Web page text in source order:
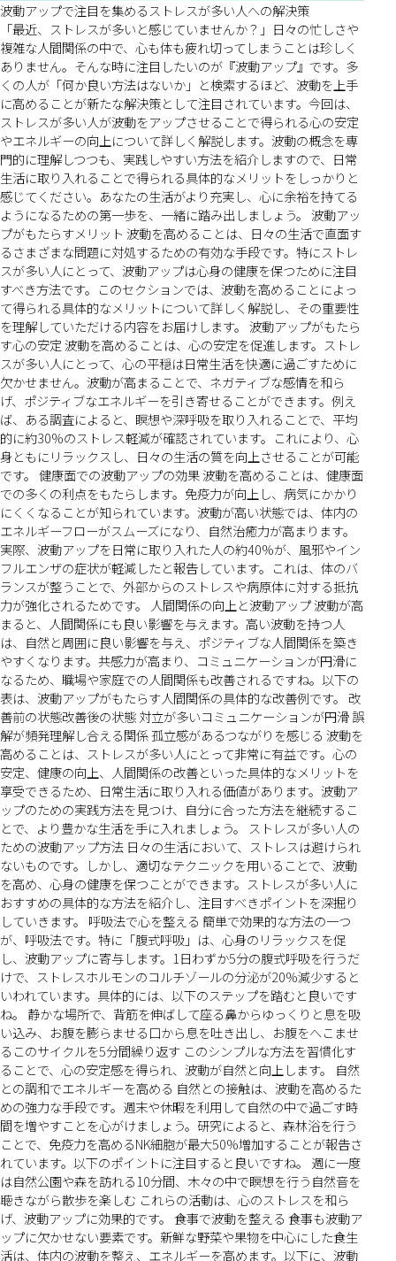
波動アップで注目を集めるストレスが多い人への解決策
「最近、ストレスが多いと感じていませんか？」日々の忙しさや
複雑な人間関係の中で、心も体も疲れ切ってしまうことは珍しく
ありません。そんな時に注目したいのが『波動アップ』です。多
くの人が「何か良い方法はないか」と検索するほど、波動を上手
に高めることが新たな解決策として注目されています。今回は、
ストレスが多い人が波動をアップさせることで得られる心の安定
やエネルギーの向上について詳しく解説します。波動の概念を専
門的に理解しつつも、実践しやすい方法を紹介しますので、日常
生活に取り入れることで得られる具体的なメリットをしっかりと
感じてください。あなたの生活がより充実し、心に余裕を持てる
ようになるための第一歩を、一緒に踏み出しましょう。 波動アッ
プがもたらすメリット 波動を高めることは、日々の生活で直面す
るさまざまな問題に対処するための有効な手段です。特にストレ
スが多い人にとって、波動アップは心身の健康を保つために注目
すべき方法です。このセクションでは、波動を高めることによっ
て得られる具体的なメリットについて詳しく解説し、その重要性
を理解していただける内容をお届けします。 波動アップがもたら
す心の安定 波動を高めることは、心の安定を促進します。ストレ
スが多い人にとって、心の平穏は日常生活を快適に過ごすために
欠かせません。波動が高まることで、ネガティブな感情を和ら
げ、ポジティブなエネルギーを引き寄せることができます。例え
ば、ある調査によると、瞑想や深呼吸を取り入れることで、平均
的に約30%のストレス軽減が確認されています。これにより、心
身ともにリラックスし、日々の生活の質を向上させることが可能
です。 健康面での波動アップの効果 波動を高めることは、健康面
での多くの利点をもたらします。免疫力が向上し、病気にかかり
にくくなることが知られています。波動が高い状態では、体内の
エネルギーフローがスムーズになり、自然治癒力が高まります。
実際、波動アップを日常に取り入れた人の約40%が、風邪やイン
フルエンザの症状が軽減したと報告しています。これは、体のバ
ランスが整うことで、外部からのストレスや病原体に対する抵抗
力が強化されるためです。 人間関係の向上と波動アップ 波動が高
まると、人間関係にも良い影響を与えます。高い波動を持つ人
は、自然と周囲に良い影響を与え、ポジティブな人間関係を築き
やすくなります。共感力が高まり、コミュニケーションが円滑に
なるため、職場や家庭での人間関係も改善されるですね。以下の
表は、波動アップがもたらす人間関係の具体的な改善例です。 改
善前の状態改善後の状態 対立が多いコミュニケーションが円滑 誤
解が頻発理解し合える関係 孤立感があるつながりを感じる 波動を
高めることは、ストレスが多い人にとって非常に有益です。心の
安定、健康の向上、人間関係の改善といった具体的なメリットを
享受できるため、日常生活に取り入れる価値があります。波動ア
ップのための実践方法を見つけ、自分に合った方法を継続するこ
とで、より豊かな生活を手に入れましょう。 ストレスが多い人の
ための波動アップ方法 日々の生活において、ストレスは避けられ
ないものです。しかし、適切なテクニックを用いることで、波動
を高め、心身の健康を保つことができます。ストレスが多い人に
おすすめの具体的な方法を紹介し、注目すべきポイントを深掘り
していきます。 呼吸法で心を整える 簡単で効果的な方法の一つ
が、呼吸法です。特に「腹式呼吸」は、心身のリラックスを促
し、波動アップに寄与します。1日わずか5分の腹式呼吸を行うだ
けで、ストレスホルモンのコルチゾールの分泌が20%減少すると
いわれています。具体的には、以下のステップを踏むと良いです
ね。 静かな場所で、背筋を伸ばして座る鼻からゆっくりと息を吸
い込み、お腹を膨らませる口から息を吐き出し、お腹をへこませ
るこのサイクルを5分間繰り返す このシンプルな方法を習慣化す
ることで、心の安定感を得られ、波動が自然と向上します。 自然
との調和でエネルギーを高める 自然との接触は、波動を高めるた
めの強力な手段です。週末や休暇を利用して自然の中で過ごす時
間を増やすことを心がけましょう。研究によると、森林浴を行う
ことで、免疫力を高めるNK細胞が最大50%増加することが報告さ
れています。以下のポイントに注目すると良いですね。 週に一度
は自然公園や森を訪れる10分間、木々の中で瞑想を行う自然音を
聴きながら散歩を楽しむ これらの活動は、心のストレスを和ら
げ、波動アップに効果的です。 食事で波動を整える 食事も波動ア
ップに欠かせない要素です。新鮮な野菜や果物を中心にした食生
活は、体内の波動を整え、エネルギーを高めます。以下に、波動